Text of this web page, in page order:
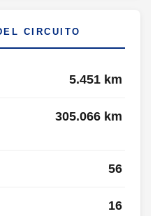
CIRCUITO
5.451 km
305.066 km
56
16